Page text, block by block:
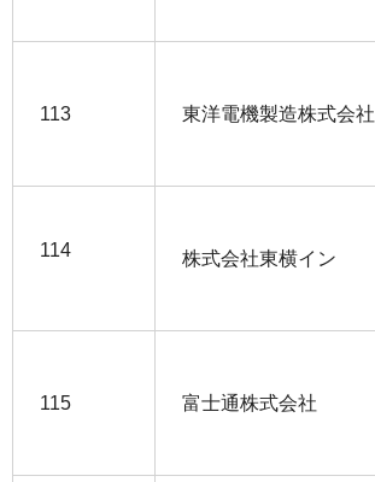
113 東洋電機製造株式会社
114 株式会社東横イン
115 富士通株式会社